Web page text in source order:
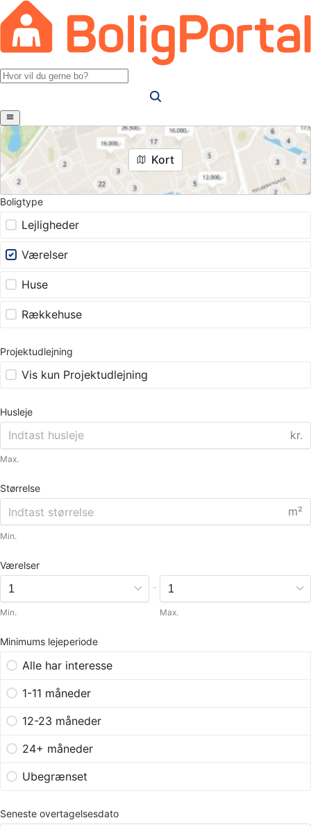
Kort
Boligtype
Lejligheder
Værelser
Huse
Rækkehuse
Projektudlejning
Vis kun Projektudlejning
Husleje
kr.
Max.
Størrelse
m²
Min.
Værelser
Min.
-
Max.
Minimums lejeperiode
Alle har interesse
1-11 måneder
12-23 måneder
24+ måneder
Ubegrænset
Seneste overtagelsesdato